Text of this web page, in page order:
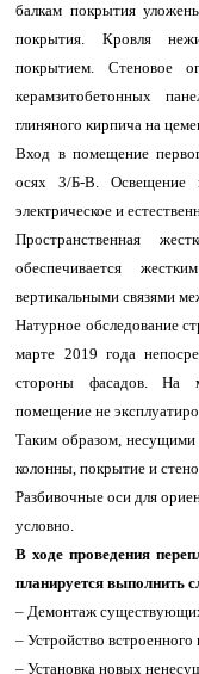
балкам покрытия
покрытия. Кровля
покрытием. Стеновое
керамзитобетонных
глиняного кирпича на
Вход в помещение
осях 3/Б-В. Освещение
электрическое и
Пространственная
обеспечивается
вертикальными связями
Натурное обследование
марте 2019 года
стороны фасадов. На
помещение не
Таким образом, несущими
колонны, покрытие и
Разбивочные оси для
условно.
В ходе проведения
планируется выполнить
– Демонтаж
– Устройство
– Установка новых